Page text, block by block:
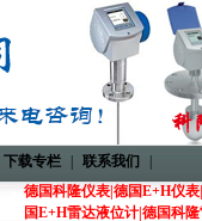
下载专栏 联系我们
德国科隆仪表|德国E+H仪
国E+H雷达液位计|德国科